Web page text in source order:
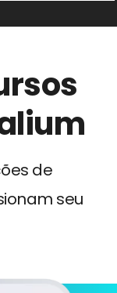
de
seu